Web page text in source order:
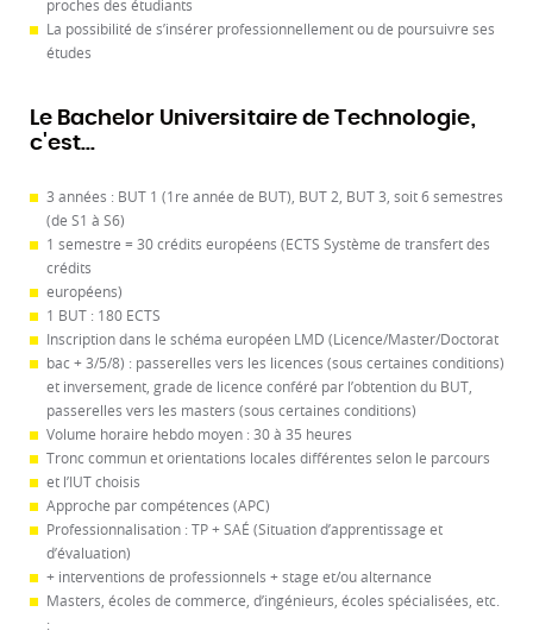
proches des étudiants
La possibilité de s’insérer professionnellement ou de poursuivre ses
études
Le Bachelor Universitaire de Technologie,
c'est...
3 années : BUT 1 (1re année de BUT), BUT 2, BUT 3, soit 6 semestres
(de S1 à S6)
1 semestre = 30 crédits européens (ECTS Système de transfert des
crédits
européens)
1 BUT : 180 ECTS
Inscription dans le schéma européen LMD (Licence/Master/Doctorat
bac + 3/5/8) : passerelles vers les licences (sous certaines conditions)
et inversement, grade de licence conféré par l’obtention du BUT,
passerelles vers les masters (sous certaines conditions)
Volume horaire hebdo moyen : 30 à 35 heures
Tronc commun et orientations locales différentes selon le parcours
et l’IUT choisis
Approche par compétences (APC)
Professionnalisation : TP + SAÉ (Situation d’apprentissage et
d’évaluation)
+ interventions de professionnels + stage et/ou alternance
Masters, écoles de commerce, d’ingénieurs, écoles spécialisées, etc.
: